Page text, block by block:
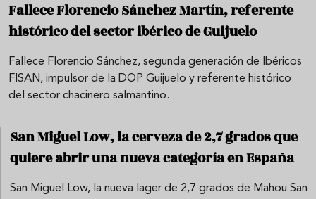
Fallece Florencio Sánchez Martín, referente
histórico del sector ibérico de Guijuelo
Fallece Florencio Sánchez, segunda generación de Ibéricos
FISAN, impulsor de la DOP Guijuelo y referente histórico
del sector chacinero salmantino.
San Miguel Low, la cerveza de 2,7 grados que
quiere abrir una nueva categoría en España
San Miguel Low, la nueva lager de 2,7 grados de Mahou San